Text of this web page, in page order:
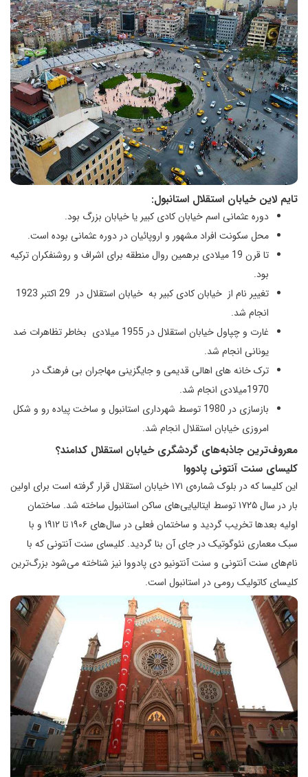
تایم لاین خیابان استقلال استانبول:
دوره عثمانی اسم خیابان کادی کبیر یا خیابان بزرگ بود.
محل سکونت افراد مشهور و اروپائیان در دوره عثمانی بوده است.
تا قرن 19 میلادی برهمین روال منطقه برای اشراف و روشنفکران ترکیه
بود.
تغییر نام از خیابان کادی کبیر به خیابان استقلال در 29 اکتبر 1923
انجام شد.
غارت و چپاول خیابان استقلال در 1955 میلادی بخاطر تظاهرات ضد
یونانی انجام شد.
ترک خانه های اهالی قدیمی و جایگزینی مهاجران بی فرهنگ در
1970میلادی انجام شد.
بازسازی در 1980 توسط شهرداری استانبول و ساخت پیاده رو و شکل
امروزی خیابان استقلال انجام شد.
معروف‌ترین جاذبه‌های گردشگری خیابان استقلال کدامند؟
کلیسای سنت آنتونی پادووا
این کلیسا که در بلوک شماره‌ی ۱۷۱ خیابان استقلال قرار گرفته است برای اولین
بار در سال ۱۷۲۵ توسط ایتالیایی‌های ساکن استانبول ساخته شد. ساختمان
اولیه بعدها تخریب گردید و ساختمان فعلی در سال‌های ۱۹۰۶ تا ۱۹۱۲ و با
سبک معماری نئوگوتیک در جای آن بنا گردید. کلیسای سنت آنتونی که با
نام‌های سنت آنتونی و سنت آنتونیو دی پادووا نیز شناخته می‌شود بزرگ‌ترین
کلیسای کاتولیک رومی در استانبول است.